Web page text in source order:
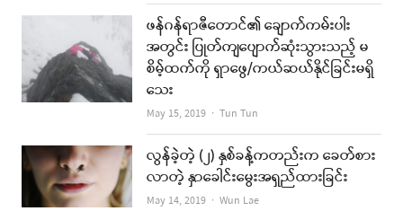
ဖန်ဂန်ရာဇီတောင်၏ ချောက်ကမ်းပါး
အတွင်း ပြုတ်ကျပျောက်ဆုံးသွားသည့် မ
စိမ့်ထက်ကို ရှာဖွေ/ကယ်ဆယ်နိုင်ခြင်းမရှိ
သေး
May 15, 2019 Author
Tun Tun
လွန်ခဲ့တဲ့ (၂) နှစ်ခန့်ကတည်းက ခေတ်စား
လာတဲ့ နှာခေါင်းမွေးအရှည်ထားခြင်း
May 14, 2019 Author
Wun Lae